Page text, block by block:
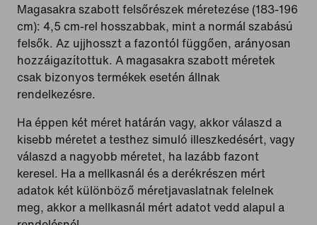
Magasakra szabott felsőrészek méretezése (183-196
cm): 4,5 cm-rel hosszabbak, mint a normál szabású
felsők. Az ujjhosszt a fazontól függően, arányosan
hozzáigazítottuk. A magasakra szabott méretek
csak bizonyos termékek esetén állnak
rendelkezésre.
Ha éppen két méret határán vagy, akkor válaszd a
kisebb méretet a testhez simuló illeszkedésért, vagy
válaszd a nagyobb méretet, ha lazább fazont
keresel. Ha a mellkasnál és a derékrészen mért
adatok két különböző méretjavaslatnak felelnek
meg, akkor a mellkasnál mért adatot vedd alapul a